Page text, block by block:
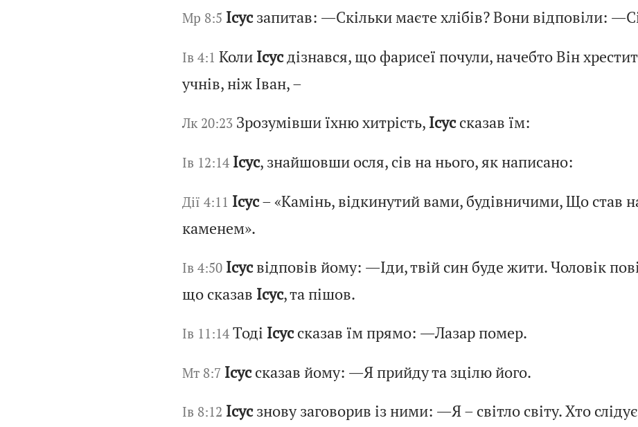
Мр 8:5 Ісусзапитав: ―Скільки маєте хлібів? Вони відповіли:
Ів 4:1 Коли Ісусдізнався, що фарисеї почули, начебто Він
учнів, ніж Іван, –
Лк 20:23 Зрозумівши їхню хитрість, Ісуссказав їм:
Ів 12:14 Ісус, знайшовши осля, сів на нього, як написано:
Дії 4:11 Ісус– «Камінь, відкинутий вами, будівничими, Що став
каменем».
Ів 4:50 Ісусвідповів йому: ―Іди, твій син буде жити. Чоловік
що сказав Ісус, та пішов.
Ів 11:14 Тоді Ісуссказав їм прямо: ―Лазар помер.
Мт 8:7 Ісуссказав йому: ―Я прийду та зцілю його.
Ів 8:12 Ісусзнову заговорив із ними: ―Я – світло світу. Хто